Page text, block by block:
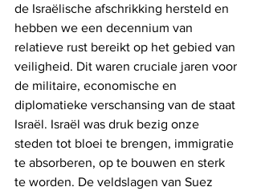
de Israëlische afschrikking hersteld en
hebben we een decennium van
relatieve rust bereikt op het gebied van
veiligheid. Dit waren cruciale jaren voor
de militaire, economische en
diplomatieke verschansing van de staat
Israël. Israël was druk bezig onze
steden tot bloei te brengen, immigratie
te absorberen, op te bouwen en sterk
te worden. De veldslagen van Suez